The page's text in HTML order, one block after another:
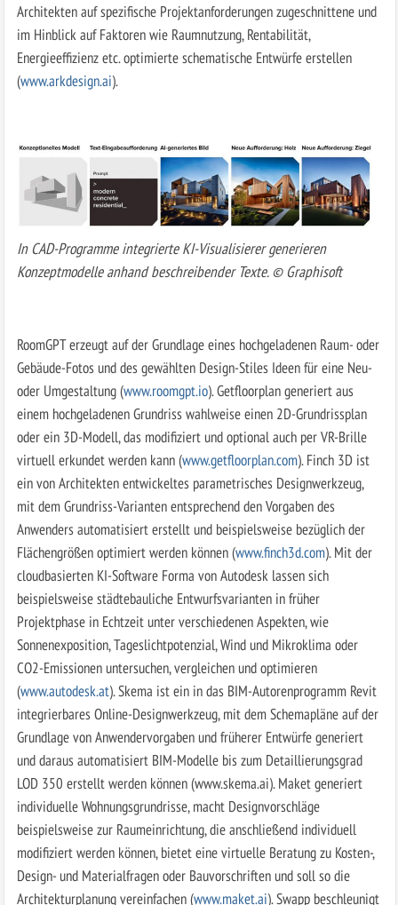
Architekten auf spezifische Projektanforderungen zugeschnittene und
im Hinblick auf Faktoren wie Raumnutzung, Rentabilität,
Energieeffizienz etc. optimierte schematische Entwürfe erstellen
(www.arkdesign.ai).
In CAD-Programme integrierte KI-Visualisierer generieren
Konzeptmodelle anhand beschreibender Texte. © Graphisoft
RoomGPT erzeugt auf der Grundlage eines hochgeladenen Raum- oder
Gebäude-Fotos und des gewählten Design-Stiles Ideen für eine Neu-
oder Umgestaltung (www.roomgpt.io). Getfloorplan generiert aus
einem hochgeladenen Grundriss wahlweise einen 2D-Grundrissplan
oder ein 3D-Modell, das modifiziert und optional auch per VR-Brille
virtuell erkundet werden kann (www.getfloorplan.com). Finch 3D ist
ein von Architekten entwickeltes parametrisches Designwerkzeug,
mit dem Grundriss-Varianten entsprechend den Vorgaben des
Anwenders automatisiert erstellt und beispielsweise bezüglich der
Flächengrößen optimiert werden können (www.finch3d.com). Mit der
cloudbasierten KI-Software Forma von Autodesk lassen sich
beispielsweise städtebauliche Entwurfsvarianten in früher
Projektphase in Echtzeit unter verschiedenen Aspekten, wie
Sonnenexposition, Tageslichtpotenzial, Wind und Mikroklima oder
CO2-Emissionen untersuchen, vergleichen und optimieren
(www.autodesk.at). Skema ist ein in das BIM-Autorenprogramm Revit
integrierbares Online-Designwerkzeug, mit dem Schemapläne auf der
Grundlage von Anwendervorgaben und früherer Entwürfe generiert
und daraus automatisiert BIM-Modelle bis zum Detaillierungsgrad
LOD 350 erstellt werden können (www.skema.ai). Maket generiert
individuelle Wohnungsgrundrisse, macht Designvorschläge
beispielsweise zur Raum­einrichtung, die anschließend individuell
modifiziert werden können, bietet eine virtuelle Beratung zu Kosten-,
Design- und Materialfragen oder Bauvorschriften und soll so die
Architekturplanung vereinfachen (www.maket.ai). Swapp beschleunigt